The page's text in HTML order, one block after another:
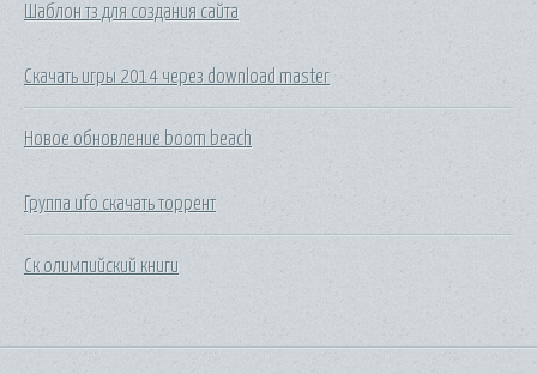
Шаблон тз для создания сайта
Скачать игры 2014 через download master
Новое обновление boom beach
Группа ufo скачать торрент
Ск олимпийский книги